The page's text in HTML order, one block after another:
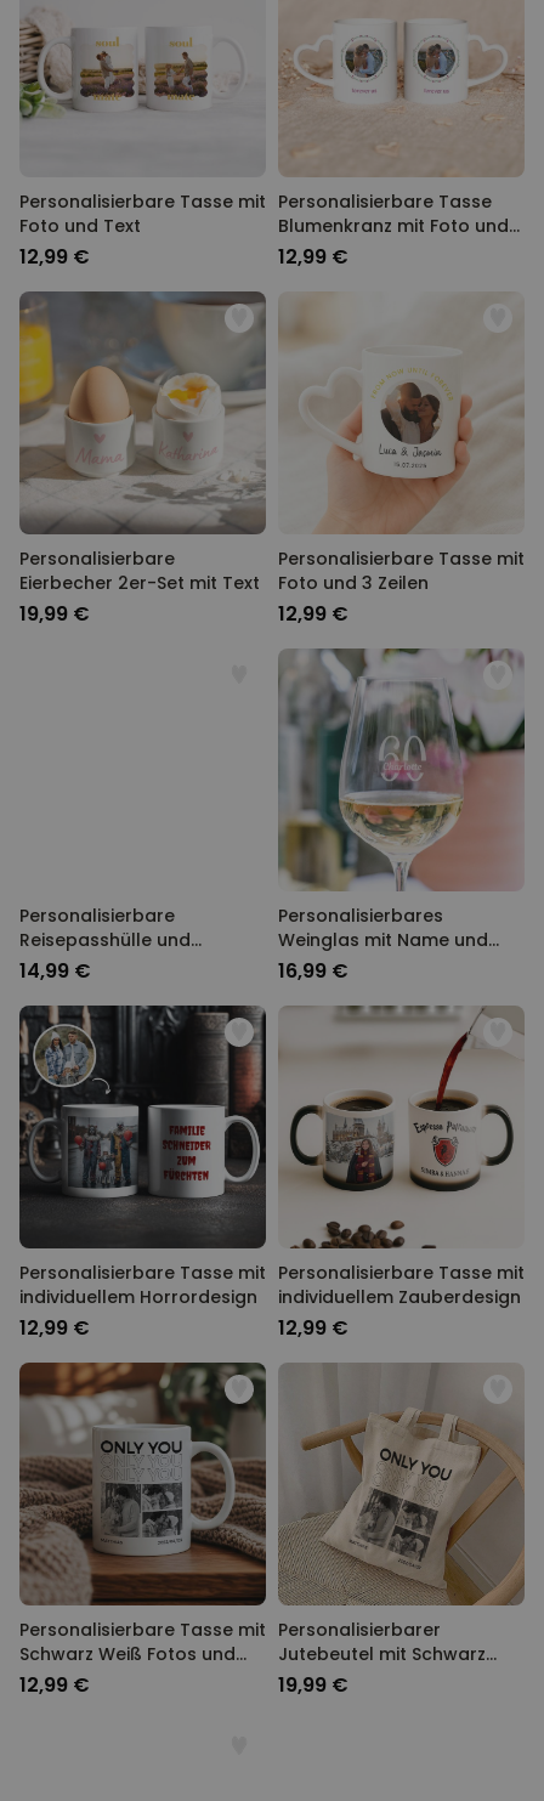
Personalisierbare Tasse mit
Foto und Text
12,99 €
Personalisierbare Tasse
Blumenkranz mit Foto und
Text
12,99 €
Personalisierbare
Eierbecher 2er-Set mit Text
19,99 €
Personalisierbare Tasse mit
Foto und 3 Zeilen
12,99 €
Personalisierbare
Reisepasshülle und
Koffertag mit Monogramm
14,99 €
Personalisierbares
Weinglas mit Name und
Jahreszahl
16,99 €
Personalisierbare Tasse mit
individuellem Horrordesign
12,99 €
Personalisierbare Tasse mit
individuellem Zauberdesign
12,99 €
Personalisierbare Tasse mit
Schwarz Weiß Fotos und
Text
12,99 €
Personalisierbarer
Jutebeutel mit Schwarz
Weiß Fotos und Text
19,99 €